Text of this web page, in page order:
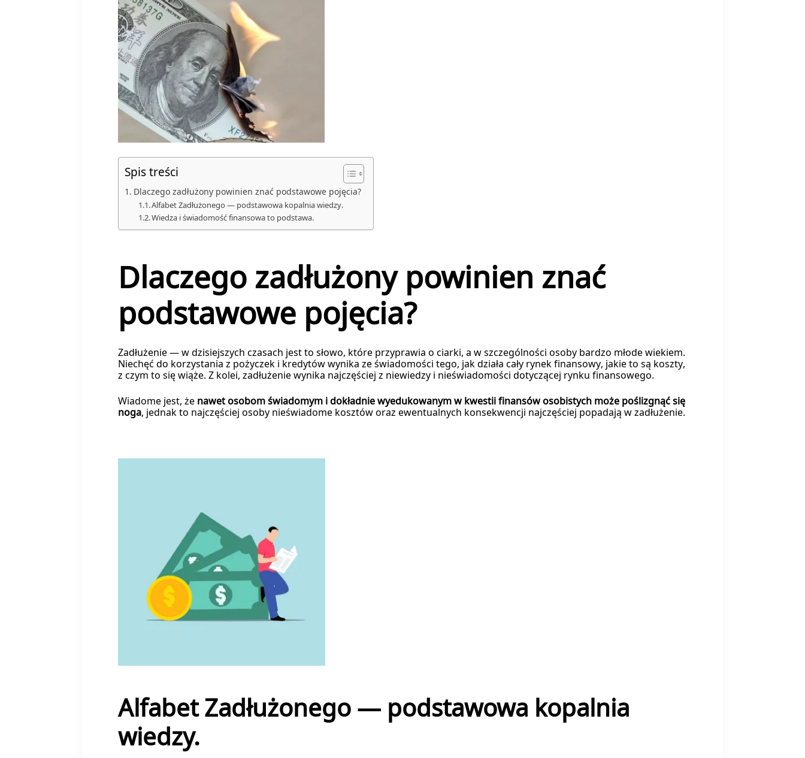
Spis treści
Dlaczego zadłużony powinien znać podstawowe pojęcia?
Alfabet Zadłużonego — podstawowa kopalnia wiedzy.
Wiedza i świadomość finansowa to podstawa.
Dlaczego zadłużony powinien znać
podstawowe pojęcia?
Zadłużenie — w dzisiejszych czasach jest to słowo, które przyprawia o ciarki, a w szczególności osoby bardzo młode wiekiem.
Niechęć do korzystania z pożyczek i kredytów wynika ze świadomości tego, jak działa cały rynek finansowy, jakie to są koszty,
z czym to się wiąże. Z kolei, zadłużenie wynika najczęściej z niewiedzy i nieświadomości dotyczącej rynku finansowego.
Wiadome jest, że nawet osobom świadomym i dokładnie wyedukowanym w kwestii finansów osobistych może poślizgnąć się
noga, jednak to najczęściej osoby nieświadome kosztów oraz ewentualnych konsekwencji najczęściej popadają w zadłużenie.
Alfabet Zadłużonego — podstawowa kopalnia
wiedzy.